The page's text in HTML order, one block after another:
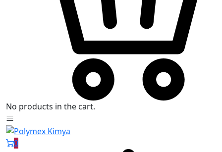
No products in the cart.
0